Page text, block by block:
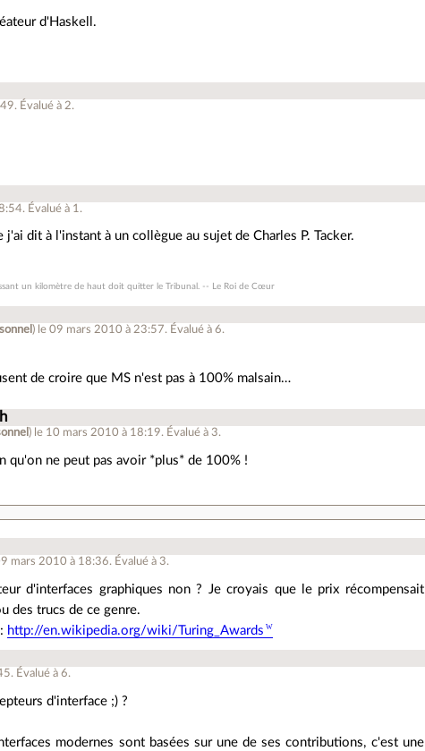
d'Haskell.
. Évalué à 2.
. Évalué à 1 .
j'ai dit à l'instant à un collègue au sujet de Charles P. Tacker.
un kilomètre de haut doit quitter le Tribunal. -- Le Roi de Cœur
) le 09 mars 2010 à 23:57. Évalué à6.
de croire que MS n'est pas à 100% malsain…
) le 10 mars 2010 à 18:19. Évalué à 3.
qu'on ne peut pas avoir *plus* de 100% !
mars 2010 à 18:36. Évalué à 3.
d'interfaces graphiques non ? Je croyais que le prix récompensait
des trucs de ce genre.
http://en.wikipedia.org/wiki/Turing_Awards
. Évalué à6.
d'interface ;) ?
modernes sont basées sur une de ses contributions, c'est une